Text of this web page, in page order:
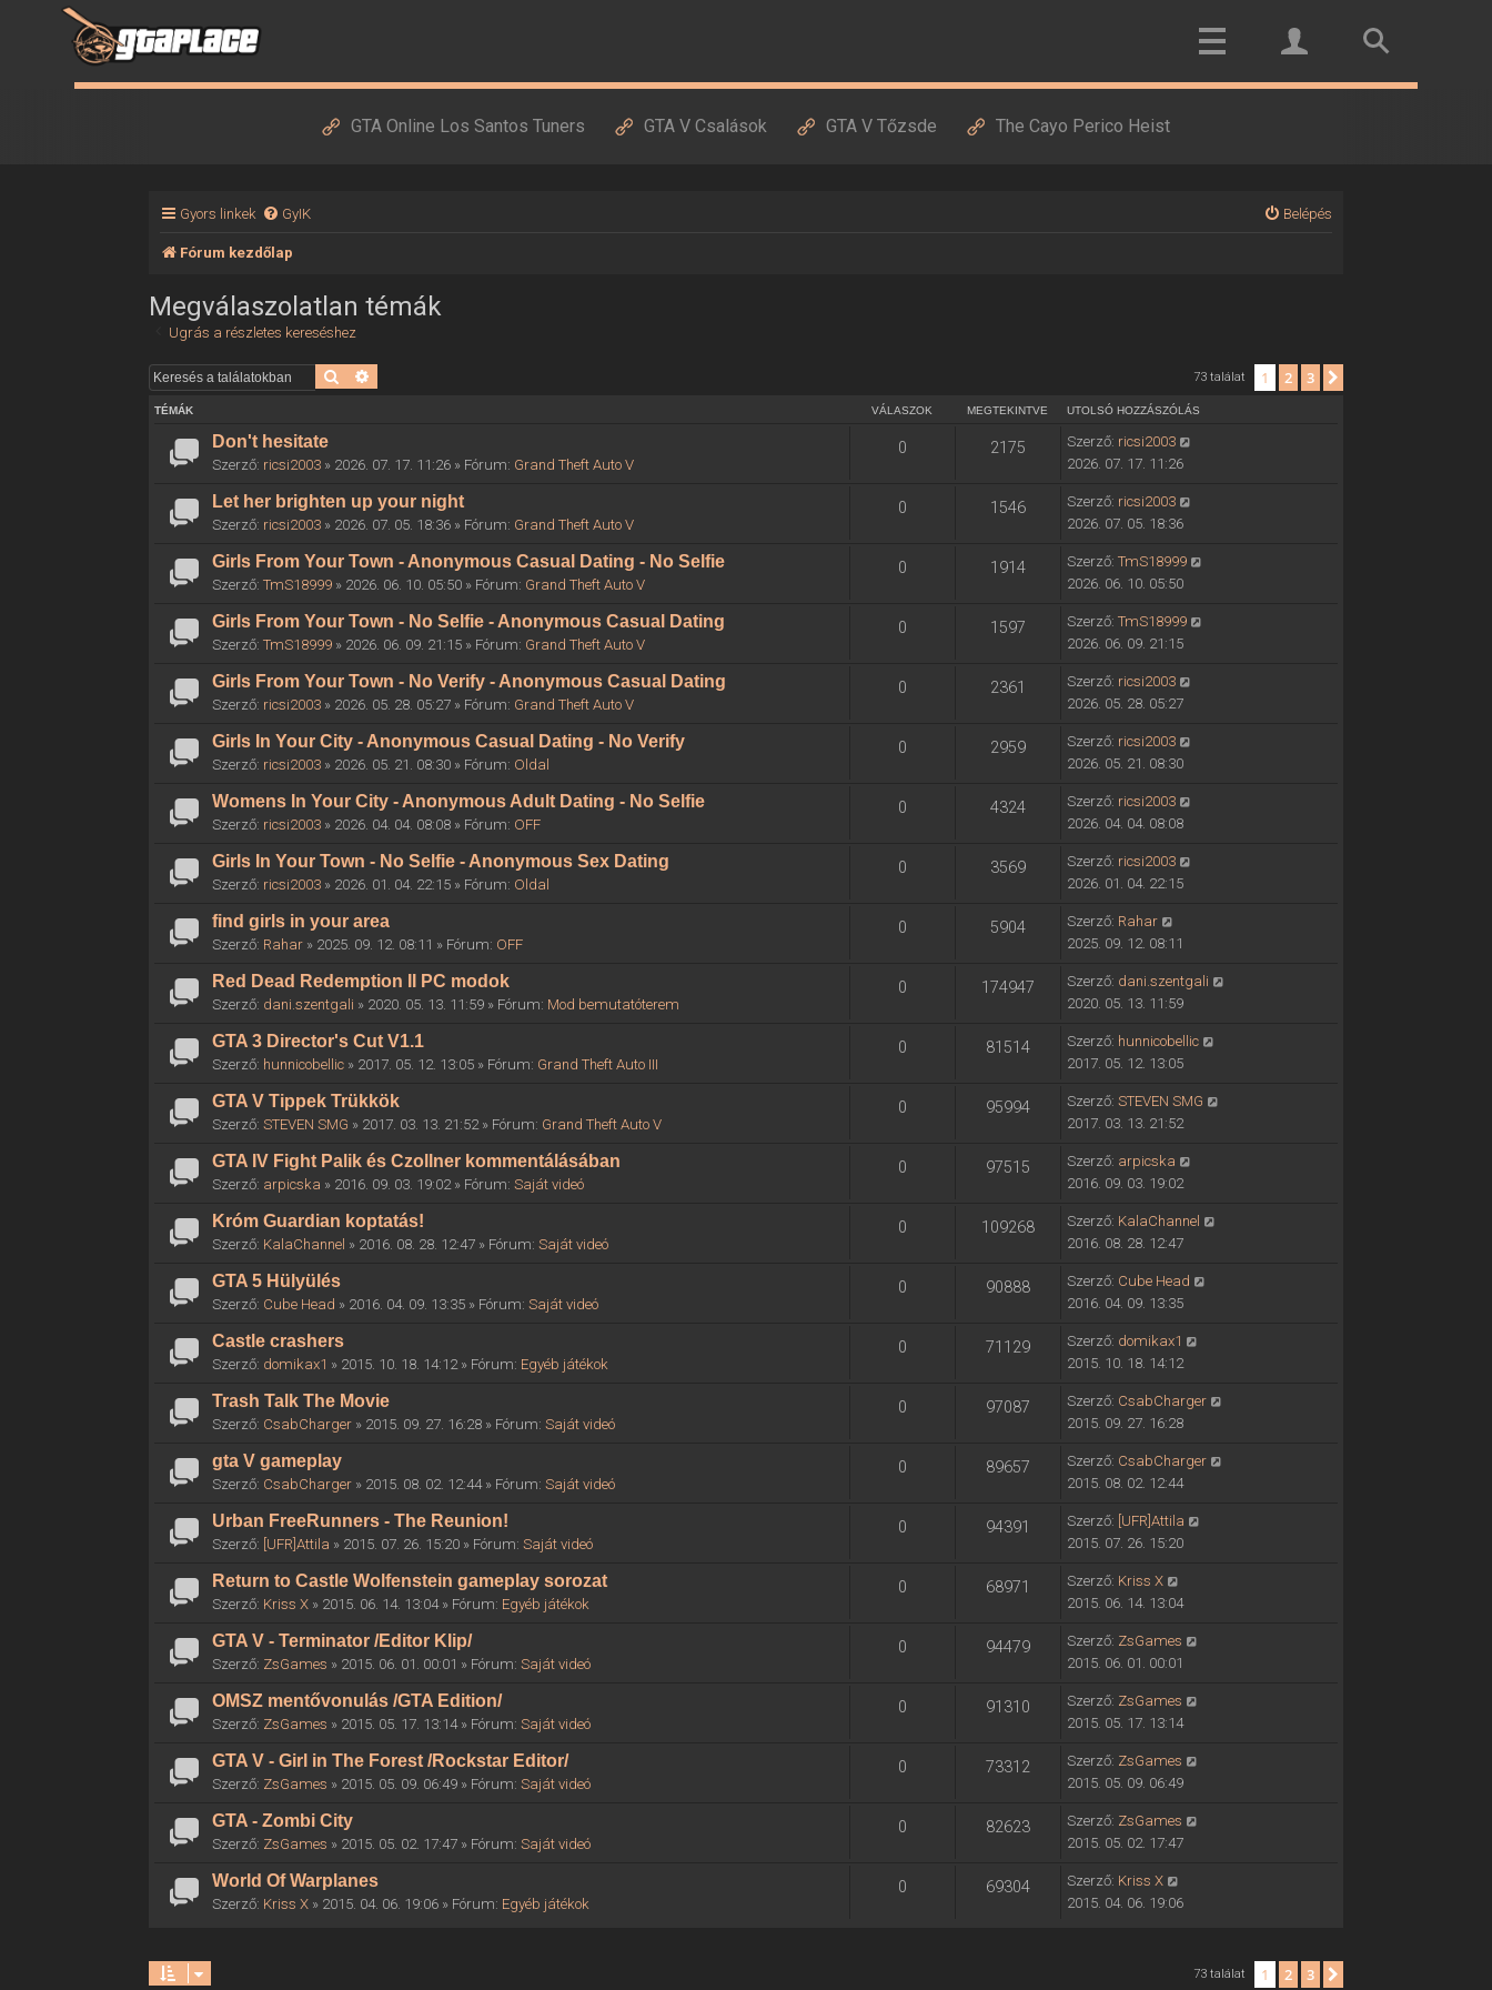
GTA Online Los Santos Tuners GTA V Csalások GTA V Tőzsde The Cayo Perico Heist
Gyors linkek GyIK Belépés
Fórum kezdőlap
Megválaszolatlan témák
Ugrás a részletes kereséshez
Keresés 73 találat 1 2 3
TÉMÁK VÁLASZOK MEGTEKINTVE UTOLSÓ HOZZÁSZÓLÁS
Don't hesitate
Szerző: ricsi2003 » 2026. 07. 17. 11:26 » Fórum: Grand Theft Auto V
0 2175 Szerző: ricsi2003
2026. 07. 17. 11:26
Let her brighten up your night
Szerző: ricsi2003 » 2026. 07. 05. 18:36 » Fórum: Grand Theft Auto V
0 1546 Szerző: ricsi2003
2026. 07. 05. 18:36
Girls From Your Town - Anonymous Casual Dating - No Selfie
Szerző:TmS18999 » 2026. 06. 10. 05:50 » Fórum: Grand Theft Auto V
0 1914 Szerző: TmS18999
2026. 06. 10. 05:50
Girls From Your Town - No Selfie - Anonymous Casual Dating
Szerző:TmS18999 » 2026. 06. 09. 21:15 » Fórum: Grand Theft Auto V
0 1597 Szerző: TmS18999
2026. 06. 09. 21:15
Girls From Your Town - No Verify - Anonymous Casual Dating
Szerző: ricsi2003 » 2026. 05. 28. 05:27 » Fórum: Grand Theft Auto V
0 2361 Szerző: ricsi2003
2026. 05. 28. 05:27
Girls In Your City - Anonymous Casual Dating - No Verify
Szerző: ricsi2003 » 2026. 05. 21. 08:30 » Fórum: Oldal
0 2959 Szerző: ricsi2003
2026. 05. 21. 08:30
Womens In Your City - Anonymous Adult Dating - No Selfie
Szerző: ricsi2003 » 2026. 04. 04. 08:08 » Fórum: OFF
0 4324 Szerző: ricsi2003
2026. 04. 04. 08:08
Girls In Your Town - No Selfie - Anonymous Sex Dating
Szerző: ricsi2003 » 2026. 01. 04. 22:15 » Fórum: Oldal
0 3569 Szerző: ricsi2003
2026. 01. 04. 22:15
find girls in your area
Szerző: Rahar » 2025. 09. 12. 08:11 » Fórum: OFF
0 5904 Szerző: Rahar
2025. 09. 12. 08:11
Red Dead Redemption II PC modok
Szerző: dani.szentgali » 2020. 05. 13. 11:59 » Fórum: Mod bemutatóterem
0 174947 Szerző: dani.szentgali
2020. 05. 13. 11:59
GTA 3 Director's Cut V1.1
Szerző: hunnicobellic » 2017. 05. 12. 13:05 » Fórum: Grand Theft Auto III
0 81514 Szerző: hunnicobellic
2017. 05. 12. 13:05
GTA V Tippek Trükkök
Szerző:STEVEN SMG » 2017. 03. 13. 21:52 » Fórum: Grand Theft Auto V
0 95994 Szerző: STEVEN SMG
2017. 03. 13. 21:52
GTA IV Fight Palik és Czollner kommentálásában
Szerző: arpicska » 2016. 09. 03. 19:02 » Fórum:Saját videó
0 97515 Szerző: arpicska
2016. 09. 03. 19:02
Króm Guardian koptatás!
Szerző: KalaChannel » 2016. 08. 28. 12:47 » Fórum:Saját videó
0 109268 Szerző: KalaChannel
2016. 08. 28. 12:47
GTA 5 Hülyülés
Szerző: Cube Head » 2016. 04. 09. 13:35 » Fórum:Saját videó
0 90888 Szerző: Cube Head
2016. 04. 09. 13:35
Castle crashers
Szerző: domikax1 » 2015. 10. 18. 14:12 » Fórum: Egyéb játékok
0 71129 Szerző: domikax1
2015. 10. 18. 14:12
Trash Talk The Movie
Szerző: CsabCharger » 2015. 09. 27. 16:28 » Fórum:Saját videó
0 97087 Szerző: CsabCharger
2015. 09. 27. 16:28
gta V gameplay
Szerző: CsabCharger » 2015. 08. 02. 12:44 » Fórum:Saját videó
0 89657 Szerző: CsabCharger
2015. 08. 02. 12:44
Urban FreeRunners - The Reunion!
Szerző: [UFR]Attila » 2015. 07. 26. 15:20 » Fórum:Saját videó
0 94391 Szerző: [UFR]Attila
2015. 07. 26. 15:20
Return to Castle Wolfenstein gameplay sorozat
Szerző: Kriss X » 2015. 06. 14. 13:04 » Fórum: Egyéb játékok
0 68971 Szerző: Kriss X
2015. 06. 14. 13:04
GTA V - Terminator /Editor Klip/
Szerző: ZsGames » 2015. 06. 01. 00:01 » Fórum:Saját videó
0 94479 Szerző: ZsGames
2015. 06. 01. 00:01
OMSZ mentővonulás /GTA Edition/
Szerző: ZsGames » 2015. 05. 17. 13:14 » Fórum:Saját videó
0 91310 Szerző: ZsGames
2015. 05. 17. 13:14
GTA V - Girl in The Forest /Rockstar Editor/
Szerző: ZsGames » 2015. 05. 09. 06:49 » Fórum:Saját videó
0 73312 Szerző: ZsGames
2015. 05. 09. 06:49
GTA - Zombi City
Szerző: ZsGames » 2015. 05. 02. 17:47 » Fórum:Saját videó
0 82623 Szerző: ZsGames
2015. 05. 02. 17:47
World Of Warplanes
Szerző: Kriss X » 2015. 04. 06. 19:06 » Fórum: Egyéb játékok
0 69304 Szerző: Kriss X
2015. 04. 06. 19:06
73 találat 1 2 3